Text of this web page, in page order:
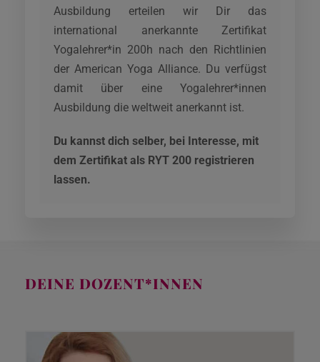
Ausbildung erteilen wir Dir das
international anerkannte Zertifikat
Yogalehrer*in 200h nach den Richtlinien
der American Yoga Alliance. Du verfügst
damit über eine Yogalehrer*innen
Ausbildung die weltweit anerkannt ist.
Du kannst dich selber, bei Interesse, mit
dem Zertifikat als RYT 200 registrieren
lassen.
DEINE DOZENT*INNEN